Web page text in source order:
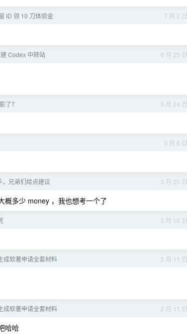
7 月 2 日
ID 领 10 刀体验金
6 月 25 日
Codex 中转站
6 月 24 日
了？
5 月 6 日
3 月 20 日
兄弟们给点建议
概多少 money ，我也想考一个了
3 月 10 日
2 月 11 日
成软著申请全套材料
2 月 11 日
成软著申请全套材料
哈哈